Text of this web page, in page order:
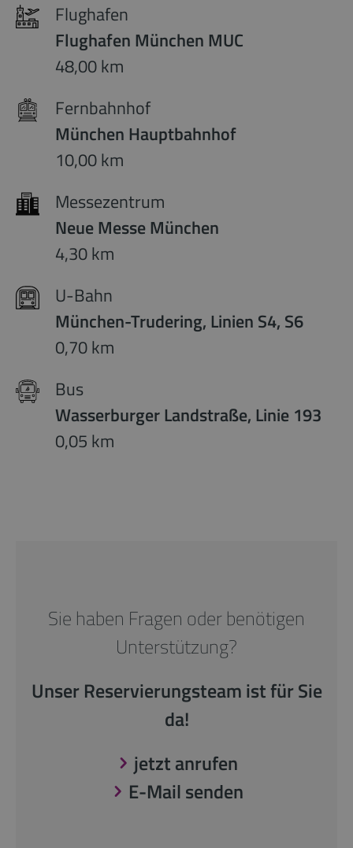
Flughafen
Flughafen München MUC
48,00 km
Fernbahnhof
München Hauptbahnhof
10,00 km
Messezentrum
Neue Messe München
4,30 km
U-Bahn
München-Trudering, Linien S4, S6
0,70 km
Bus
Wasserburger Landstraße, Linie 193
0,05 km
Sie haben Fragen oder benötigen
Unterstützung?
Unser Reservierungsteam ist für Sie
da!
jetzt anrufen
E-Mail senden